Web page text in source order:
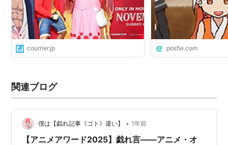
courrier.jp
ランチロールが入っ
Togetter
posfie.com
関連ブログ
僕は【戯れ記事《ゴト》遣い】 • 1年前
【アニメアワード2025】戯れ言――アニメ・オ